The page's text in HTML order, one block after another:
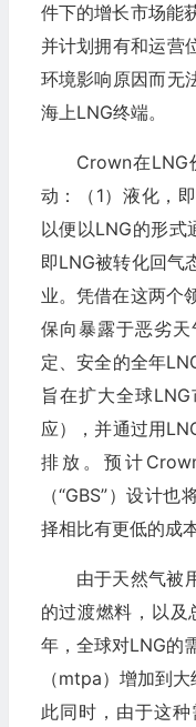
件下的增长市场能
并计划拥有和运营
环境影响原因而无
海上LNG终端。
Crown在
动：（1）液化，
以便以LNG的形式
即LNG被转化回气
业。凭借在这两个
保向暴露于恶劣
定、安全的全年
旨在扩大全球
应），并通过用
排放。预计
（“GBS”）设计
择相比有更低的成
由于天然气被
的过渡燃料，以
年，全球对LNG的
（mtpa）增加到
此同时，由于这